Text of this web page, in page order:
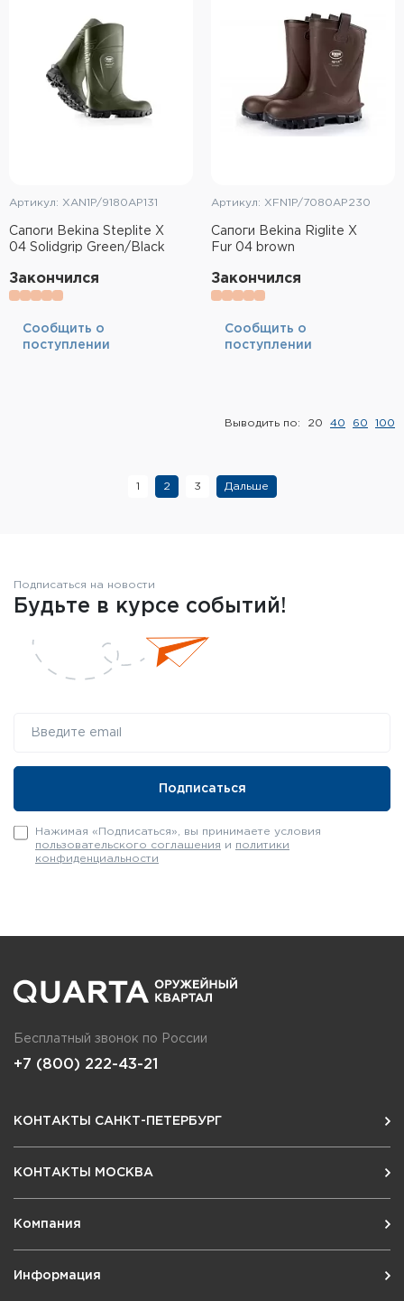
Артикул: XAN1P/9180AP131
Сапоги Bekina Steplite X
04 Solidgrip Green/Black
Закончился
Cообщить о
поступлении
Артикул: XFN1P/7080AP230
Сапоги Bekina Riglite X
Fur 04 brown
Закончился
Cообщить о
поступлении
Выводить по: 20 40 60 100
1 2 3 Дальше
Подписаться на новости
Будьте в курсе событий!
Нажимая «Подписаться», вы принимаете условия
пользовательского соглашения и политики
конфиденциальности
Бесплатный звонок по России
+7 (800) 222-43-21
КОНТАКТЫ САНКТ-ПЕТЕРБУРГ
КОНТАКТЫ МОСКВА
Компания
Информация